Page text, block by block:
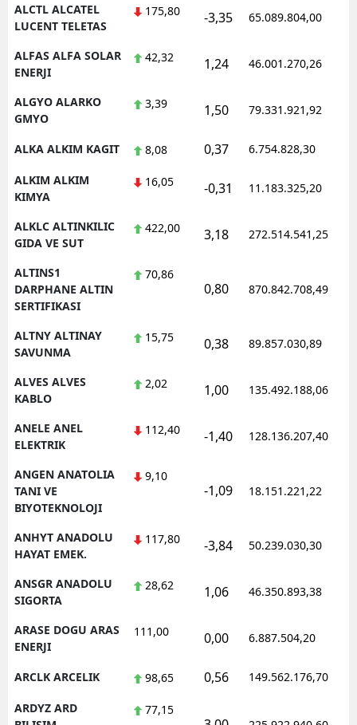
Zonguldak
Aksaray
Batman
Yalova
Karabük
Osmaniye
ALCTL ALCATEL
LUCENT TELETAS
175,80 -3,35 65.089.804,00
ALFAS ALFA SOLAR
ENERJI
42,32 1,24 46.001.270,26
ALGYO ALARKO
GMYO
3,39 1,50 79.331.921,92
ALKA ALKIM KAGIT 8,08 0,37 6.754.828,30
ALKIM ALKIM
KIMYA
16,05 -0,31 11.183.325,20
ALKLC ALTINKILIC
GIDA VE SUT
422,00 3,18 272.514.541,25
ALTINS1
DARPHANE ALTIN
SERTIFIKASI
70,86
0,80 870.842.708,49
ALTNY ALTINAY
SAVUNMA
15,75 0,38 89.857.030,89
ALVES ALVES
KABLO
2,02 1,00 135.492.188,06
ANELE ANEL
ELEKTRIK
112,40 -1,40 128.136.207,40
ANGEN ANATOLIA
TANI VE
BIYOTEKNOLOJI
9,10
-1,09 18.151.221,22
ANHYT ANADOLU
HAYAT EMEK.
117,80 -3,84 50.239.030,30
ANSGR ANADOLU
SIGORTA
28,62 1,06 46.350.893,38
ARASE DOGU ARAS
ENERJI
111,00 0,00 6.887.504,20
ARCLK ARCELIK 98,65 0,56 149.562.176,70
ARDYZ ARD
77,15